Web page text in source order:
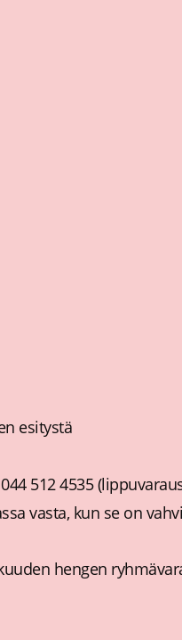
esitystä
512 4535
vasta, kun se on
hengen